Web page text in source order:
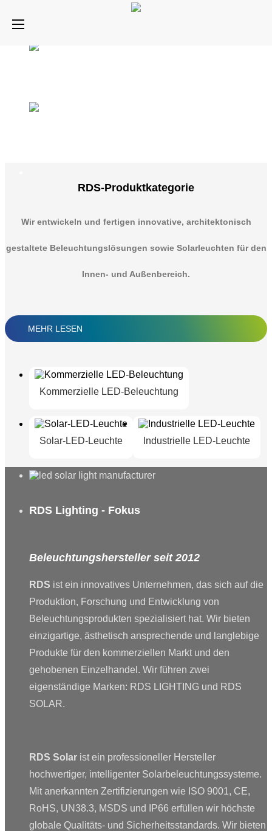
strengsten internationalen
sowohl auf dem Inlands- als
瑞迪斯图片1
ETL CETL RDS
RDS-Produktkategorie
Wir entwickeln und fertigen innovative, architektonisch
gestaltete Beleuchtungslösungen sowie Solarleuchten für den
Innen- und Außenbereich.
MEHR LESEN
Kommerzielle LED-Beleuchtung
Solar-LED-Leuchte Industrielle LED-Leuchte
RDS Lighting - Fokus
Beleuchtungshersteller seit 2012
RDS ist ein innovatives Unternehmen, das sich auf die
Produktion, Forschung und Entwicklung von
Beleuchtungsprodukten spezialisiert hat. Wir bieten
einzigartige, ästhetisch ansprechende und langlebige
Produkte für den kommerziellen Markt und den
gehobenen Einzelhandel. Wir führen zwei
eigenständige Marken: RDS LIGHTING und RDS
SOLAR.
RDS Solar ist ein professioneller Hersteller
hochwertiger, intelligenter Solarbeleuchtungssysteme.
Mit anerkannten Zertifizierungen wie ISO 9001, CE,
RoHS, UN38.3, MSDS und IP66 erfüllen wir höchste
globale Qualitäts- und Sicherheitsstandards. Wir bieten